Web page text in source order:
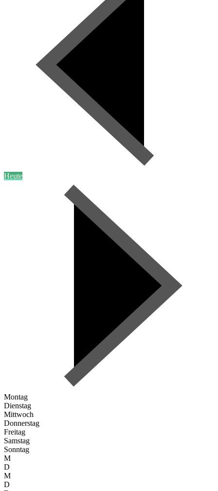
Heute
Montag
Dienstag
Mittwoch
Donnerstag
Freitag
Samstag
Sonntag
M
D
M
D